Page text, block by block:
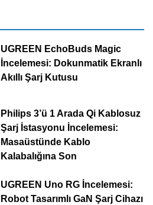
UGREEN EchoBuds Magic
İncelemesi: Dokunmatik Ekranlı
Akıllı Şarj Kutusu
Philips 3’ü 1 Arada Qi Kablosuz
Şarj İstasyonu İncelemesi:
Masaüstünde Kablo
Kalabalığına Son
UGREEN Uno RG İncelemesi:
Robot Tasarımlı GaN Şarj Cihazı